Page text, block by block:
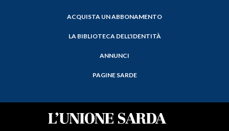
ACQUISTA UN ABBONAMENTO
LA BIBLIOTECA DELL'IDENTITÀ
ANNUNCI
PAGINE SARDE